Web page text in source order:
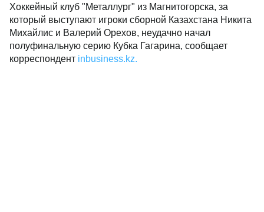
Хоккейный клуб "Металлург" из Магнитогорска, за
который выступают игроки сборной Казахстана Никита
Михайлис и Валерий Орехов, неудачно начал
полуфинальную серию Кубка Гагарина, сообщает
корреспондент inbusiness.kz.